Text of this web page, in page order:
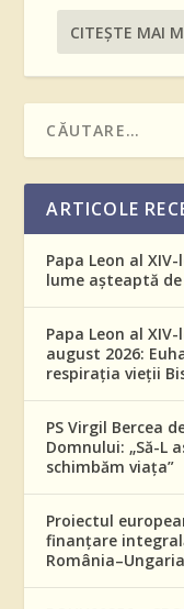
CITEŞTE MAI
ARTICOLE
Papa Leon al
lume așteaptă
Papa Leon al
august 2026:
respirația vieții
PS Virgil Bercea
Domnului: „Să-L
schimbăm viața”
Proiectul
finanțare
România–Ungaria